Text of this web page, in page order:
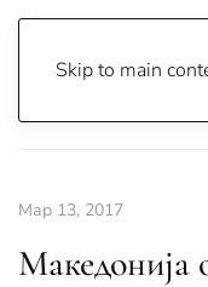
Skip to main
Мар 13, 2017
Македонија